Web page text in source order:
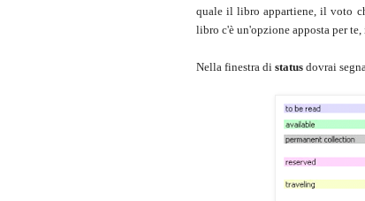
quale il libro appartiene, il voto
libro c'è un'opzione apposta per te,
Nella finestra di status dovrai